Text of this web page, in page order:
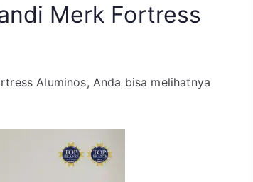
Merk Fortress
Aluminos, Anda bisa melihatnya